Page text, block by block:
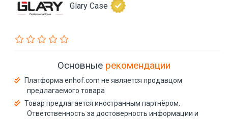
Glary Case
Основные рекомендации
Платформа enhof.com не является продавцом
предлагаемого товара
Товар предлагается иностранным партнёром.
Ответственность за достоверность информации и